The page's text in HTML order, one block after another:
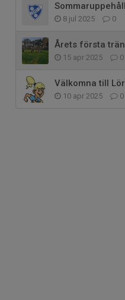
Sommaruppehåll
8 jul 2025 0
Årets första
15 apr 2025 0
Välkomna till
10 apr 2025 0